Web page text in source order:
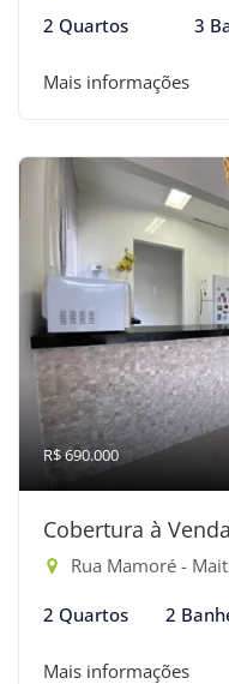
2 Quartos 3
Mais informações
R$ 690.000
Cobertura à
Rua Mamoré -
2 Quartos 2
Mais informações